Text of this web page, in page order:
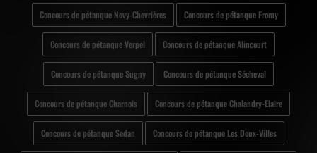
Concours de pétanque Novy-Chevrières Concours de pétanque Fromy
Concours de pétanque Verpel Concours de pétanque Alincourt
Concours de pétanque Sugny Concours de pétanque Sécheval
Concours de pétanque Charnois Concours de pétanque Chalandry-Elaire
Concours de pétanque Sedan Concours de pétanque Les Deux-Villes